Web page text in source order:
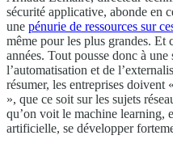
sécurité applicative, abonde en
une pénurie de ressources sur
même pour les plus grandes. Et
années. Tout pousse donc à
l’automatisation et de
résumer, les entreprises doivent
», que ce soit sur les sujets
qu’on voit le machine learning,
artificielle, se développer